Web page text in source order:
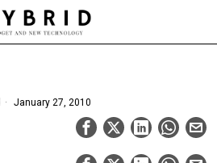
January 27, 2010